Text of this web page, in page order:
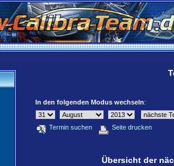
In den folgenden Modus wechseln:
Termin suchen Seite drucken
Übersicht der